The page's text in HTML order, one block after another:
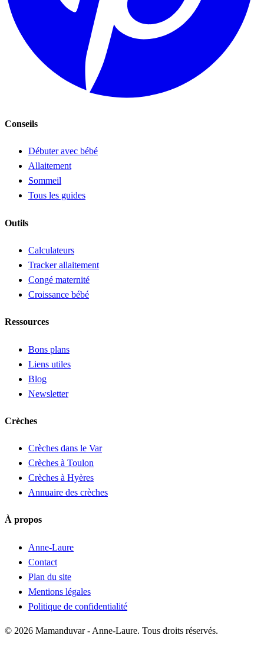
Conseils
Débuter avec bébé
Allaitement
Sommeil
Tous les guides
Outils
Calculateurs
Tracker allaitement
Congé maternité
Croissance bébé
Ressources
Bons plans
Liens utiles
Blog
Newsletter
Crèches
Crèches dans le Var
Crèches à Toulon
Crèches à Hyères
Annuaire des crèches
À propos
Anne-Laure
Contact
Plan du site
Mentions légales
Politique de confidentialité
© 2026 Mamanduvar - Anne-Laure. Tous droits réservés.